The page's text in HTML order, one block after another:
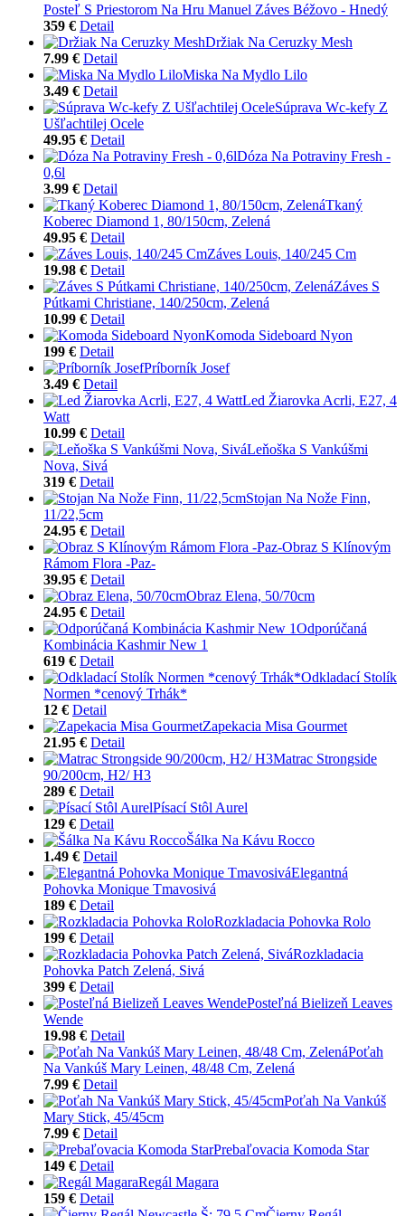
Posteľ S Priestorom Na Hru Manuel Záves Béžovo - Hnedý
359 € Detail
Držiak Na Ceruzky Mesh
7.99 € Detail
Miska Na Mydlo Lilo
3.49 € Detail
Súprava Wc-kefy Z
Ušľachtilej Ocele
49.95 € Detail
Dóza Na Potraviny Fresh -
0,6l
3.99 € Detail
Tkaný
Koberec Diamond 1, 80/150cm, Zelená
49.95 € Detail
Záves Louis, 140/245 Cm
19.98 € Detail
Záves S
Pútkami Christiane, 140/250cm, Zelená
10.99 € Detail
Komoda Sideboard Nyon
199 € Detail
Príborník Josef
3.49 € Detail
Led Žiarovka Acrli, E27, 4
Watt
10.99 € Detail
Leňoška S Vankúšmi
Nova, Sivá
319 € Detail
Stojan Na Nože Finn,
11/22,5cm
24.95 € Detail
Obraz S Klínovým
Rámom Flora -Paz-
39.95 € Detail
Obraz Elena, 50/70cm
24.95 € Detail
Odporúčaná
Kombinácia Kashmir New 1
619 € Detail
Odkladací Stolík
Normen *cenový Trhák*
12 € Detail
Zapekacia Misa Gourmet
21.95 € Detail
Matrac Strongside
90/200cm, H2/ H3
289 € Detail
Písací Stôl Aurel
129 € Detail
Šálka Na Kávu Rocco
1.49 € Detail
Elegantná
Pohovka Monique Tmavosivá
189 € Detail
Rozkladacia Pohovka Rolo
199 € Detail
Rozkladacia
Pohovka Patch Zelená, Sivá
399 € Detail
Posteľná Bielizeň Leaves
Wende
19.98 € Detail
Poťah
Na Vankúš Mary Leinen, 48/48 Cm, Zelená
7.99 € Detail
Poťah Na Vankúš
Mary Stick, 45/45cm
7.99 € Detail
Prebaľovacia Komoda Star
149 € Detail
Regál Magara
159 € Detail